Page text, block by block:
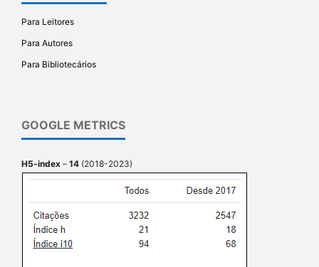
Para Leitores
Para Autores
Para Bibliotecários
GOOGLE METRICS
H5-index – 14 (2018-2023)